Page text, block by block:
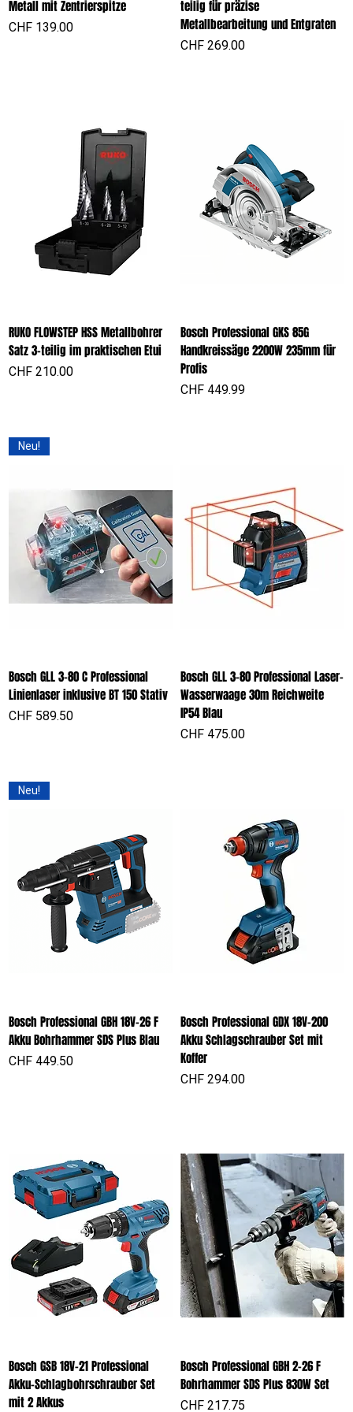
Metall mit Zentrierspitze
Preis
CHF 139.00
teilig für präzise
Metallbearbeitung und Entgraten
Preis
CHF 269.00
RUKO FLOWSTEP HSS Metallbohrer
Satz 3-teilig im praktischen Etui
Preis
CHF 210.00
Bosch Professional GKS 85G
Handkreissäge 2200W 235mm für
Profis
Preis
CHF 449.99
Neu!
Bosch GLL 3-80 C Professional
Linienlaser inklusive BT 150 Stativ
Preis
CHF 589.50
Bosch GLL 3-80 Professional Laser-
Wasserwaage 30m Reichweite
IP54 Blau
Preis
CHF 475.00
Neu!
Bosch Professional GBH 18V-26 F
Akku Bohrhammer SDS Plus Blau
Preis
CHF 449.50
Bosch Professional GDX 18V-200
Akku Schlagschrauber Set mit
Koffer
Preis
CHF 294.00
Bosch GSB 18V-21 Professional
Akku-Schlagbohrschrauber Set
mit 2 Akkus
Bosch Professional GBH 2-26 F
Bohrhammer SDS Plus 830W Set
Preis
CHF 217.75